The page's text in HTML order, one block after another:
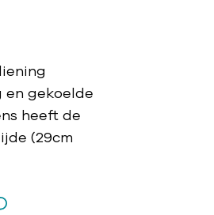
en gekoelde
heeft de
(29cm